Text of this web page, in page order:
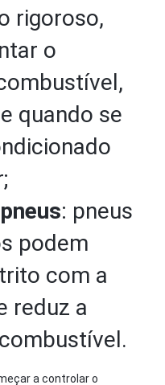
rigoroso,
o
quando se
: pneus
podem
com a
reduz a
a controlar o